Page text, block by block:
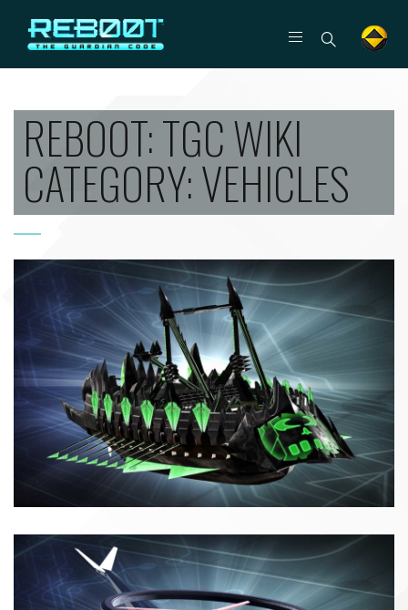
REBOOT: TGC WIKI
CATEGORY:VEHICLES